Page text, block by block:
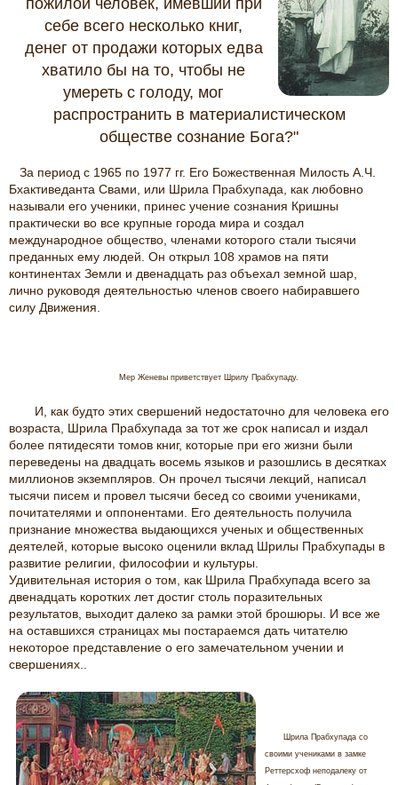
пожилой человек, имевший при
себе всего несколько книг,
денег от продажи которых едва
хватило бы на то, чтобы не
умереть с голоду, мог
распространить в материалистическом
обществе сознание Бога?"
За период с 1965 по 1977 гг. Его Божественная Милость А.Ч.
Бхактиведанта Свами, или Шрила Прабхупада, как любовно
называли его ученики, принес учение сознания Кришны
практически во все крупные города мира и создал
международное общество, членами которого стали тысячи
преданных ему людей. Он открыл 108 храмов на пяти
континентах Земли и двенадцать раз объехал земной шар,
лично руководя деятельностью членов своего набиравшего
силу Движения.
Мер Женевы приветствует Шрилу Прабхупаду.
И, как будто этих свершений недостаточно для человека его
возраста, Шрила Прабхупада за тот же срок написал и издал
более пятидесяти томов книг, которые при его жизни были
переведены на двадцать восемь языков и разошлись в десятках
миллионов экземпляров. Он прочел тысячи лекций, написал
тысячи писем и провел тысячи бесед со своими учениками,
почитателями и оппонентами. Его деятельность получила
признание множества выдающихся ученых и общественных
деятелей, которые высоко оценили вклад Шрилы Прабхупады в
развитие религии, философии и культуры.
Удивительная история о том, как Шрила Прабхупада всего за
двенадцать коротких лет достиг столь поразительных
результатов, выходит далеко за рамки этой брошюры. И все же
на оставшихся страницах мы постараемся дать читателю
некоторое представление о его замечательном учении и
свершениях..
Шрила Прабхупада со
своими учениками в замке
Реттерсхоф неподалеку от